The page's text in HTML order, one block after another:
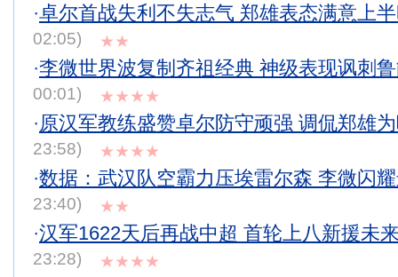
·卓尔首战失利不失志气 郑雄表态满意上
02:05)
★★
·李微世界波复制齐祖经典 神级表现讽刺
00:01)
★★★★
· 原汉军教练盛赞卓尔防守顽强 调侃郑雄
23:58)
★★★★
·数据：武汉队空霸力压埃雷尔森 李微闪
23:40)
★★
·汉军1622天后再战中超 首轮上八新援未
23:28)
★★★★